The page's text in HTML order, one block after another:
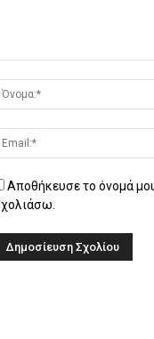
Αποθήκευσε το όνομά